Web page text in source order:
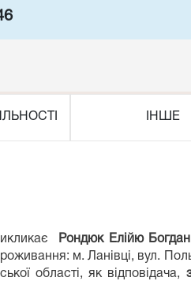
ІНШЕ
Рондюк Елійю
м. Ланівці, вул.
області, як відповідача,